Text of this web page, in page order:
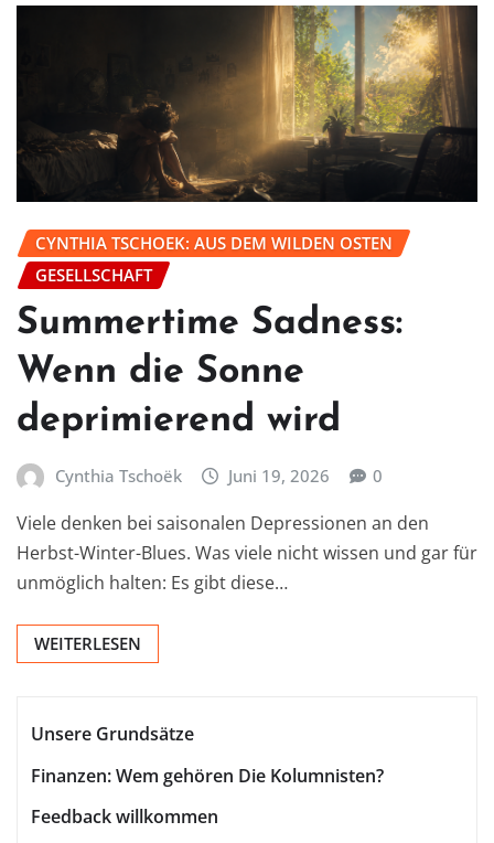
CYNTHIA TSCHOEK: AUS DEM WILDEN OSTEN
GESELLSCHAFT
Summertime Sadness:
Wenn die Sonne
deprimierend wird
Cynthia Tschoëk Juni 19, 2026 0
Viele denken bei saisonalen Depressionen an den
Herbst-Winter-Blues. Was viele nicht wissen und gar für
unmöglich halten: Es gibt diese…
WEITERLESEN
Unsere Grundsätze
Finanzen: Wem gehören Die Kolumnisten?
Feedback willkommen